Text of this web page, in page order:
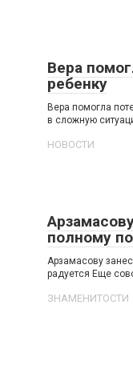
Вера
ребенку
Вера помогла
в сложную
НОВОСТИ
полному
Арзамасову
радуется Еще
ЗНАМЕНИТОСТИ